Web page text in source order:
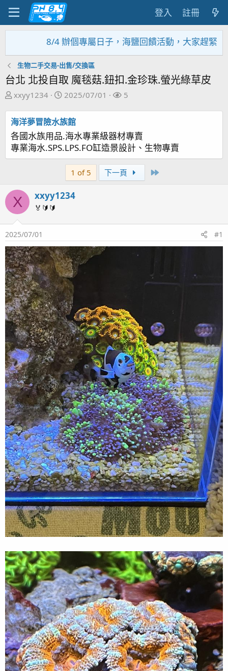
登入 註冊
8/4 辦個專屬日子，海鹽回饋活動，大家趕緊來參加
生物二手交易-出售/交換區
台北 北投自取 魔毯菇.鈕扣.金珍珠.螢光綠草皮
主
發
起
人
xxyy1234
開
日
期
2025/07/01
關
5
海洋夢冒險水族館
各國水族用品.海水專業級器材專賣
專業海水.SPS.LPS.FO缸造景設計、生物專賣
1 of 5 下一頁
X xxyy1234
🏅🔰🔰
2025/07/01 #1